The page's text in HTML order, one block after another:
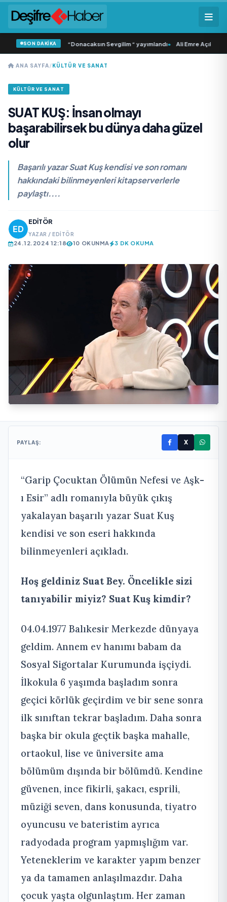
SON DAKİKA
‘dan İkinci Tekli “Donacaksın Sevgilim “ yayımlandı• Ali Emre Açıkgöz
ANA SAYFA/KÜLTÜR VE SANAT
KÜLTÜR VE SANAT
SUAT KUŞ: İnsan olmayı
başarabilirsek bu dünya daha güzel
olur
Başarılı yazar Suat Kuş kendisi ve son romanı
hakkındaki bilinmeyenleri kitapserverlerle
paylaştı....
EDITÖR
YAZAR / EDITÖR
24.12.2024 12:18 10 OKUNMA 3 DK OKUMA
PAYLAŞ: X
“Garip Çocuktan Ölümün Nefesi ve Aşk-
ı Esir” adlı romanıyla büyük çıkış
yakalayan başarılı yazar Suat Kuş
kendisi ve son eseri hakkında
bilinmeyenleri açıkladı.
Hoş geldiniz Suat Bey. Öncelikle sizi
tanıyabilir miyiz? Suat Kuş kimdir?
04.04.1977 Balıkesir Merkezde dünyaya
geldim. Annem ev hanımı babam da
Sosyal Sigortalar Kurumunda işçiydi.
İlkokula 6 yaşımda başladım sonra
geçici körlük geçirdim ve bir sene sonra
ilk sınıftan tekrar başladım. Daha sonra
başka bir okula geçtik başka mahalle,
ortaokul, lise ve üniversite ama
bölümüm dışında bir bölümdü. Kendine
güvenen, ince fikirli, şakacı, esprili,
müziği seven, dans konusunda, tiyatro
oyuncusu ve bateristim ayrıca
radyodada program yapmışlığım var.
Yeteneklerim ve karakter yapım benzer
ya da tamamen anlaşılmazdır. Daha
çocuk yaşta olgunlaştım. Her zaman